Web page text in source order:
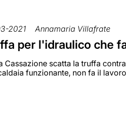
2021 Annamaria Villafrate
per l'idraulico che
Cassazione scatta la truffa
funzionante, non fa il